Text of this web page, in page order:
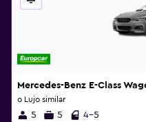
Mercedes-Benz E-Class
o Lujo similar
5 5 4-5